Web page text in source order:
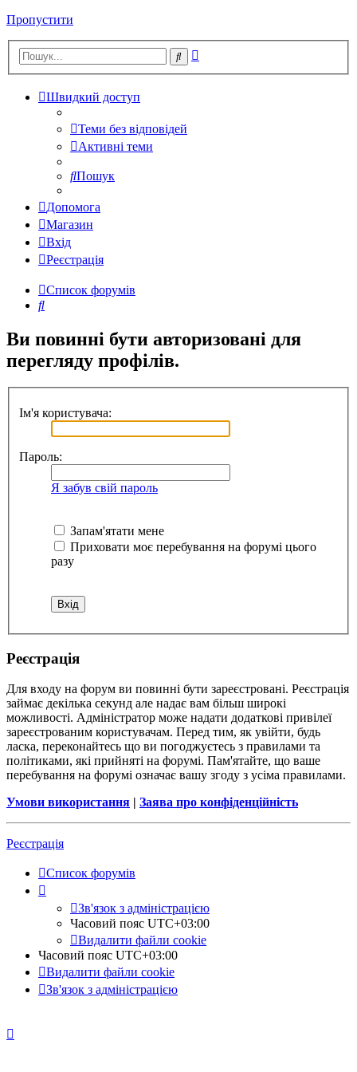
Пропустити
Пошук
Швидкий доступ
Теми без відповідей
Активні теми
Пошук
Допомога
Магазин
Вхід
Реєстрація
Список форумів
Пошук
Ви повинні бути авторизовані для
перегляду профілів.
Ім'я користувача:
Пароль:
Я забув свій пароль
Запам'ятати мене
Приховати моє перебування на форумі цього
разу
Реєстрація
Для входу на форум ви повинні бути зареєстровані. Реєстрація
займає декілька секунд але надає вам більш широкі
можливості. Адміністратор може надати додаткові привілеї
зареєстрованим користувачам. Перед тим, як увійти, будь
ласка, переконайтесь що ви погоджуєтесь з правилами та
політиками, які прийняті на форумі. Пам'ятайте, що ваше
перебування на форумі означає вашу згоду з усіма правилами.
Умови використання | Заява про конфіденційність
Реєстрація
Список форумів
Зв'язок з адміністрацією
Часовий пояс UTC+03:00
Видалити файли cookie
Часовий пояс UTC+03:00
Видалити файли cookie
Зв'язок з адміністрацією